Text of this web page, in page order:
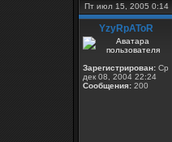
Пт июл 15, 2005 0:14
YzyRpAToR
Зарегистрирован: Ср
дек 08, 2004 22:24
Сообщения: 200